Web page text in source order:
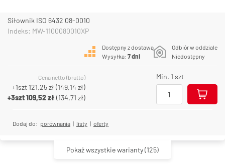
Siłownik ISO 6432 08-0010
Indeks: MW-1100080010XP
Dostępny z dostawą
Wysyłka: 7 dni
Odbiór w oddziale
Niedostępny
Cena netto (brutto)
+1szt 121,25 zł(149,14 zł)
+3szt109,52 zł(134,71 zł)
Min. 1 szt
Dodaj do: porównania | listy | oferty
Pokaż wszystkie warianty(125)